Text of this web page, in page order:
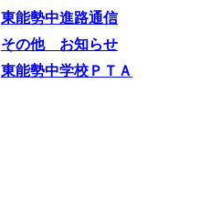
東能勢中進路通信
その他 お知らせ
東能勢中学校ＰＴＡ